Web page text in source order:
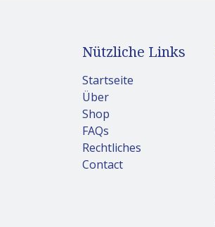
Nützliche Links
Startseite
Über
Shop
FAQs
Rechtliches
Contact